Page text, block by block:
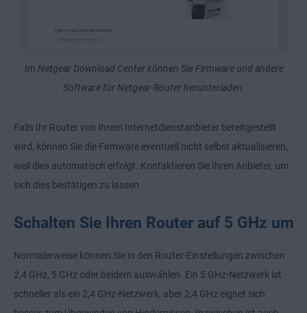
Im Netgear Download Center können Sie Firmware und andere
Software für Netgear-Router herunterladen.
Falls Ihr Router von Ihrem Internetdienstanbieter bereitgestellt
wird, können Sie die Firmware eventuell nicht selbst aktualisieren,
weil dies automatisch erfolgt. Kontaktieren Sie Ihren Anbieter, um
sich dies bestätigen zu lassen.
Schalten Sie Ihren Router auf 5 GHz um
Normalerweise können Sie in den Router-Einstellungen zwischen
2,4 GHz, 5 GHz oder beidem auswählen. Ein 5 GHz-Netzwerk ist
schneller als ein 2,4 GHz-Netzwerk, aber 2,4 GHz eignet sich